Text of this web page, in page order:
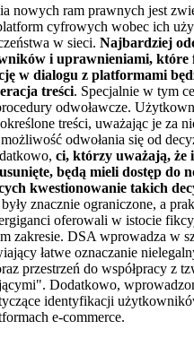
nowych ram prawnych jest
cyfrowych wobec ich
w sieci. Najbardziej
i uprawnieniami, które
w dialogu z platformami
treści. Specjalnie w tym
odwoławcze.
treści, uważając je za
odwołania się od
ci, którzy uważają, że
usunięte, będą mieli dostęp do
kwestionowanie takich
znacznie ograniczone, a
oferowali w istocie
zakresie. DSA wprowadza w
łatwe oznaczanie
przestrzeń do współpracy z
Dodatkowo,
identyfikacji
e-commerce.